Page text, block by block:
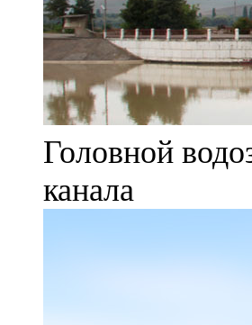
Головной
канала